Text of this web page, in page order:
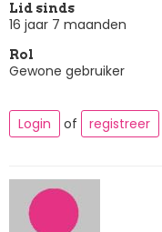
Lid sinds
16 jaar 7 maanden
Rol
Gewone gebruiker
Login of registreer